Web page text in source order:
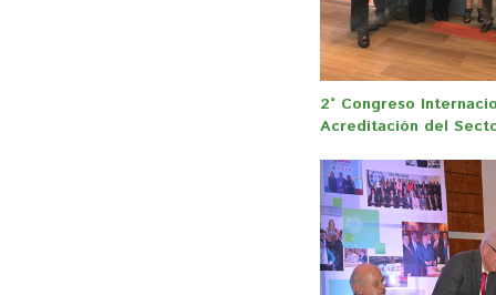
2° Congreso
Acreditación del